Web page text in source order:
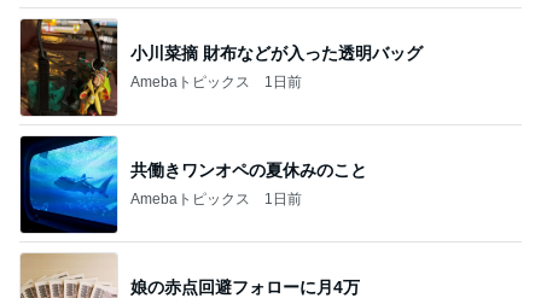
小川菜摘 財布などが入った透明バッグ
Amebaトピックス 1日前
共働きワンオペの夏休みのこと
Amebaトピックス 1日前
娘の赤点回避フォローに月4万